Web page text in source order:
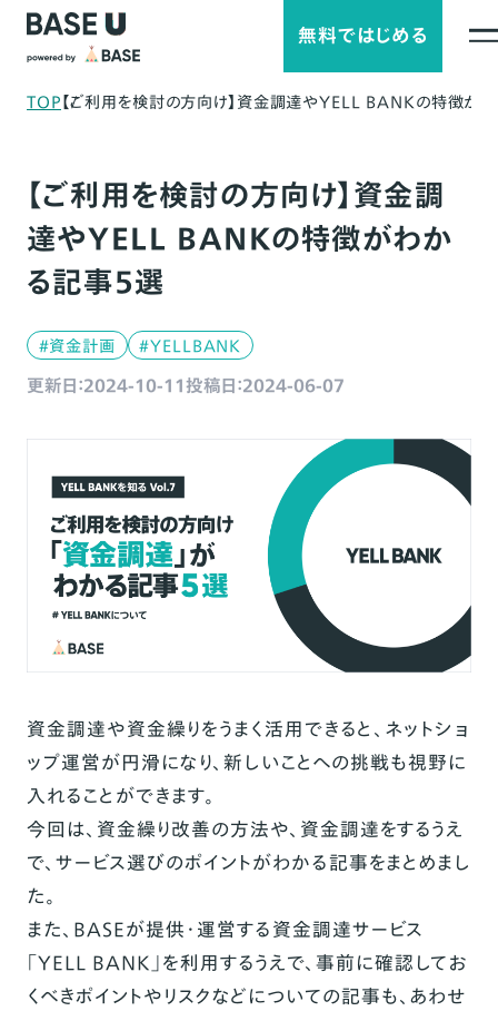
無料ではじめる
TOP【ご利用を検討の方向け】資金調達やYELL BANKの特徴が
【ご利用を検討の方向け】資金調
達やYELL BANKの特徴がわか
る記事5選
#資金計画 #YELLBANK
更新日：2024-10-11投稿日：2024-06-07
資金調達や資金繰りをうまく活用できると、ネットショ
ップ運営が円滑になり、新しいことへの挑戦も視野に
入れることができます。
今回は、資金繰り改善の方法や、資金調達をするうえ
で、サービス選びのポイントがわかる記事をまとめまし
た。
また、BASEが提供・運営する資金調達サービス
「YELL BANK」を利用するうえで、事前に確認してお
くべきポイントやリスクなどについての記事も、あわせ